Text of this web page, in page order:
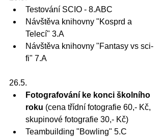
Testování SCIO - 8.ABC
Návštěva knihovny "Kosprd a
Telecí" 3.A
Návštěva knihovny "Fantasy vs sci-
fi" 7.A
26.5.
Fotografování ke konci školního
roku (cena třídní fotografie 60,- Kč,
skupinové fotografie 30,- Kč)
Teambuilding "Bowling" 5.C